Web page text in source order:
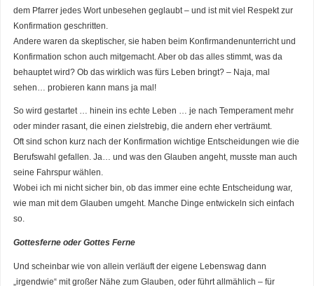
dem Pfarrer jedes Wort unbesehen geglaubt – und ist mit viel Respekt zur
Konfirmation geschritten.
Andere waren da skeptischer, sie haben beim Konfirmandenunterricht und
Konfirmation schon auch mitgemacht. Aber ob das alles stimmt, was da
behauptet wird? Ob das wirklich was fürs Leben bringt? – Naja, mal
sehen… probieren kann mans ja mal!
So wird gestartet … hinein ins echte Leben … je nach Temperament mehr
oder minder rasant, die einen zielstrebig, die andern eher verträumt.
Oft sind schon kurz nach der Konfirmation wichtige Entscheidungen wie die
Berufswahl gefallen. Ja… und was den Glauben angeht, musste man auch
seine Fahrspur wählen.
Wobei ich mi nicht sicher bin, ob das immer eine echte Entscheidung war,
wie man mit dem Glauben umgeht. Manche Dinge entwickeln sich einfach
so.
Gottesferne oder Gottes Ferne
Und scheinbar wie von allein verläuft der eigene Lebenswag dann
„irgendwie“ mit großer Nähe zum Glauben, oder führt allmählich – für